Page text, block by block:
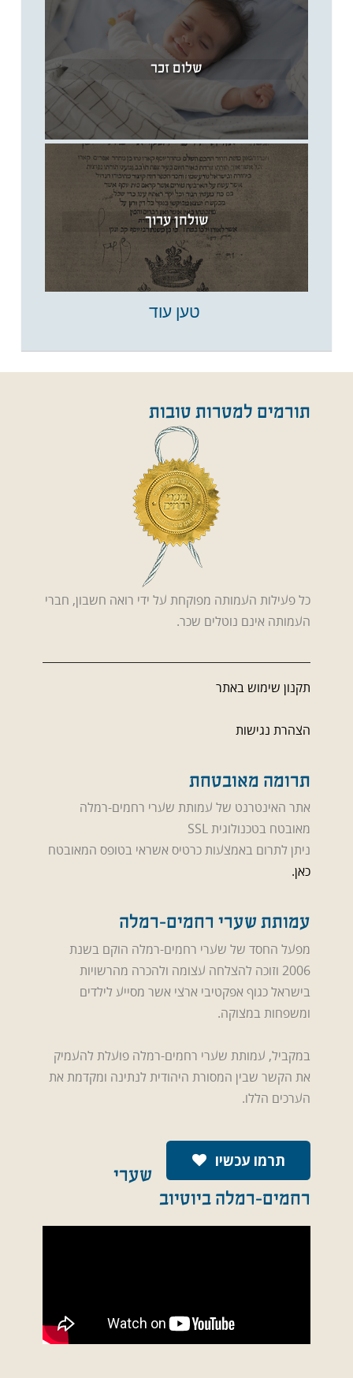
שלום זכר
שולחן ערוך
טען עוד
תורמים למטרות טובות
כל פעילות העמותה מפוקחת על ידי רואה חשבון, חברי
העמותה אינם נוטלים שכר.
תקנון שימוש באתר
הצהרת נגישות
תרומה מאובטחת
אתר האינטרנט של עמותת שערי רחמים-רמלה
מאובטח בטכנולוגית SSL
ניתן לתרום באמצעות כרטיס אשראי בטופס המאובטח
כאן.
עמותת שערי רחמים-רמלה
מפעל החסד של שערי רחמים-רמלה הוקם בשנת
2006 וזוכה להצלחה עצומה ולהכרה מהרשויות
בישראל כגוף אפקטיבי ארצי אשר מסייע לילדים
ומשפחות במצוקה.
במקביל, עמותת שערי רחמים-רמלה פועלת להעמיק
את הקשר שבין המסורת היהודית לנתינה ומקדמת את
הערכים הללו.
תרמו עכשיו
שערי
רחמים-רמלה ביוטיוב